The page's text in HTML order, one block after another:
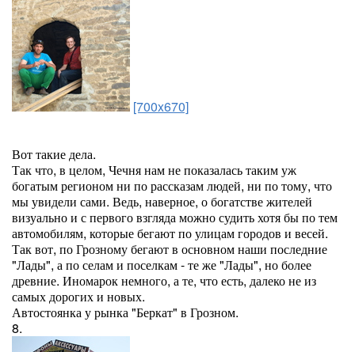
[700x670]
Вот такие дела.
Так что, в целом, Чечня нам не показалась таким уж
богатым регионом ни по рассказам людей, ни по тому, что
мы увидели сами. Ведь, наверное, о богатстве жителей
визуально и с первого взгляда можно судить хотя бы по тем
автомобилям, которые бегают по улицам городов и весей.
Так вот, по Грозному бегают в основном наши последние
"Лады", а по селам и поселкам - те же "Лады", но более
древние. Иномарок немного, а те, что есть, далеко не из
самых дорогих и новых.
Автостоянка у рынка "Беркат" в Грозном.
8.